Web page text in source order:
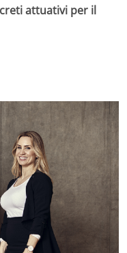
attuativi per il